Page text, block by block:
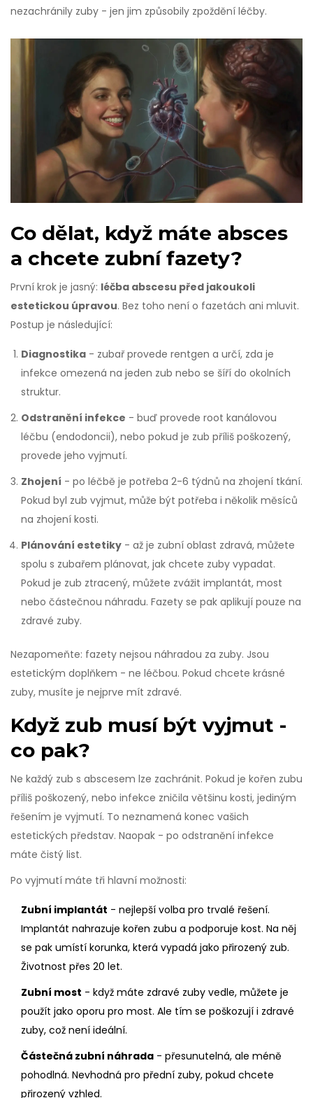
nezachránily zuby - jen jim způsobily zpoždění léčby.
Co dělat, když máte absces
a chcete zubní fazety?
První krok je jasný: léčba abscesu před jakoukoli
estetickou úpravou. Bez toho není o fazetách ani mluvit.
Postup je následující:
Diagnostika - zubař provede rentgen a určí, zda je
infekce omezená na jeden zub nebo se šíří do okolních
struktur.
Odstranění infekce - buď provede root kanálovou
léčbu (endodoncii), nebo pokud je zub příliš poškozený,
provede jeho vyjmutí.
Zhojení - po léčbě je potřeba 2-6 týdnů na zhojení tkání.
Pokud byl zub vyjmut, může být potřeba i několik měsíců
na zhojení kosti.
Plánování estetiky - až je zubní oblast zdravá, můžete
spolu s zubařem plánovat, jak chcete zuby vypadat.
Pokud je zub ztracený, můžete zvážit implantát, most
nebo částečnou náhradu. Fazety se pak aplikují pouze na
zdravé zuby.
Nezapomeňte: fazety nejsou náhradou za zuby. Jsou
estetickým doplňkem - ne léčbou. Pokud chcete krásné
zuby, musíte je nejprve mít zdravé.
Když zub musí být vyjmut -
co pak?
Ne každý zub s abscesem lze zachránit. Pokud je kořen zubu
příliš poškozený, nebo infekce zničila většinu kosti, jediným
řešením je vyjmutí. To neznamená konec vašich
estetických představ. Naopak - po odstranění infekce
máte čistý list.
Po vyjmutí máte tři hlavní možnosti:
Zubní implantát - nejlepší volba pro trvalé řešení.
Implantát nahrazuje kořen zubu a podporuje kost. Na něj
se pak umístí korunka, která vypadá jako přirozený zub.
Životnost přes 20 let.
Zubní most - když máte zdravé zuby vedle, můžete je
použít jako oporu pro most. Ale tím se poškozují i zdravé
zuby, což není ideální.
Částečná zubní náhrada - přesunutelná, ale méně
pohodlná. Nevhodná pro přední zuby, pokud chcete
přirozený vzhled.